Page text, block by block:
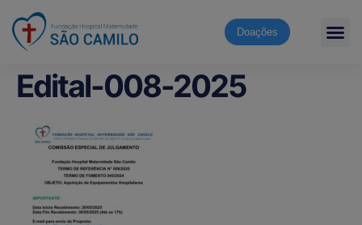
Doações
Edital-008-2025